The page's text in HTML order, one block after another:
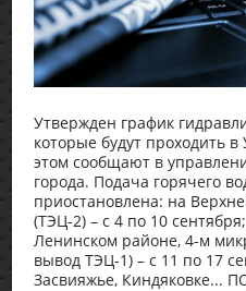
Утвержден график
которые будут проходить
этом сообщают в
города. Подача горячего
приостановлена: на
(ТЭЦ-2) – с 4 по 10
Ленинском районе, 4-м
вывод ТЭЦ-1) – с 11 по 17
Засвияжье, Киндяковке...